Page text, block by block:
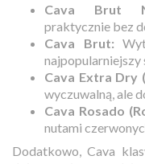
Cava Brut
praktycznie bez
Cava Brut:
najpopularniejszy
Cava Extra Dry
wyczuwalną, ale
Cava Rosado
nutami
Dodatkowo, Cava